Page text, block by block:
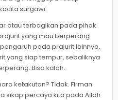
surgawi.
atau terbagikan pada pihak
yang mau berperang
pada prajurit lainnya.
yang siap tempur, sebaliknya
Bisa kalah.
ketakutan? Tidak. Firman
sikap percaya kita pada Allah